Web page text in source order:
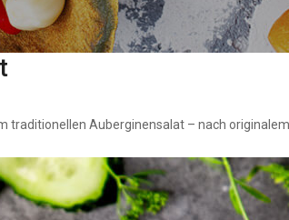
traditionellen Auberginensalat – nach